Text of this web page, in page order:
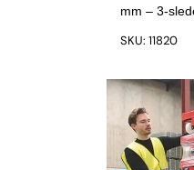
mm – 3-
SKU: 11820